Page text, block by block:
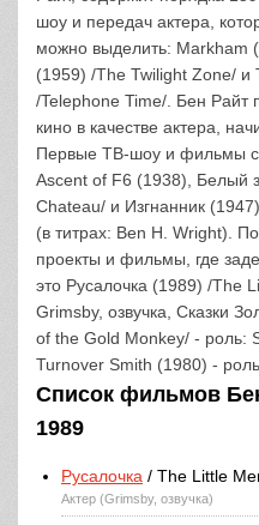
шоу и передач актера,
можно выделить: Markham
(1959) /The Twilight Zone/
/Telephone Time/. Бен Райт
кино в качестве актера,
Первые ТВ-шоу и фильмы с
Ascent of F6 (1938), Белый
Chateau/ и Изгнанник
(в титрах: Ben H. Wright).
проекты и фильмы, где
это Русалочка (1989) /The
Grimsby, озвучка, Сказки
of the Gold Monkey/ - роль:
Turnover Smith (1980) -
Список фильмов
1989
Русалочка / The Little
Актер (Grimsby, озвучка)